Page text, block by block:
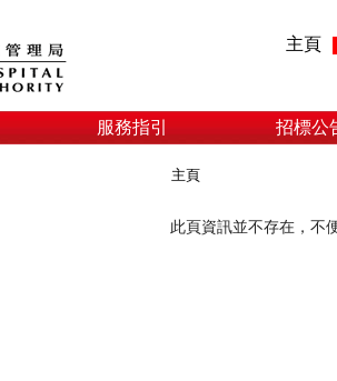
主頁
服務指引 招標公
主頁